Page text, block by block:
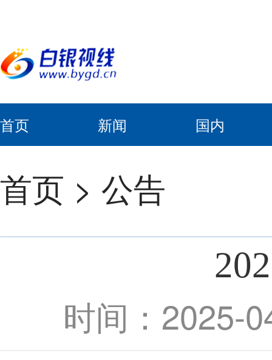
首页 新闻 国内
首页 > 公告
时间：2025-